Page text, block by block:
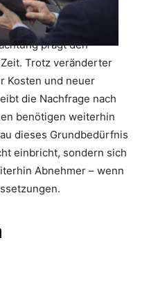
prägt den
Trotz veränderter
Kosten und neuer
die Nachfrage nach
benötigen weiterhin
dieses Grundbedürfnis
einbricht, sondern sich
Abnehmer – wenn